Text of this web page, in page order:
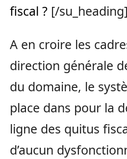
fiscal ? [/su_heading]
A en croire les
direction générale
du domaine, le
place dans pour la
ligne des quitus
d’aucun